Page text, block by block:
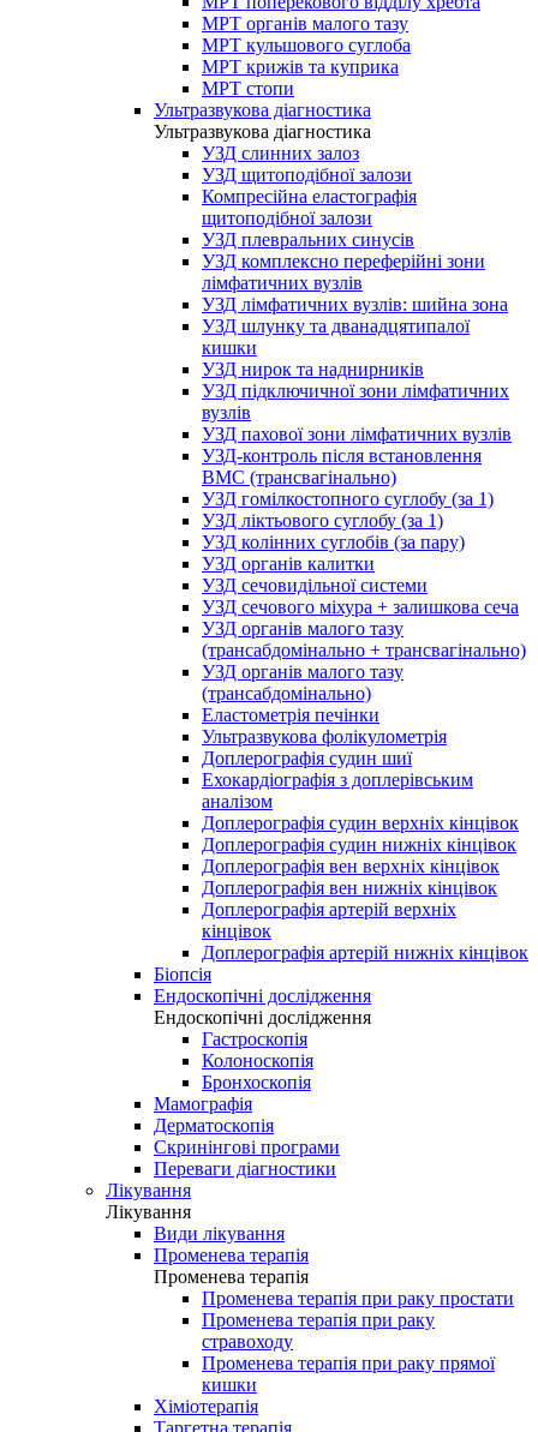
МРТ органів малого тазу
МРТ кульшового суглоба
МРТ крижів та куприка
МРТ стопи
Ультразвукова діагностика
Ультразвукова діагностика
УЗД слинних залоз
УЗД щитоподібної залози
Компресійна еластографія
щитоподібної залози
УЗД плевральних синусів
УЗД комплексно переферійні зони
лімфатичних вузлів
УЗД лімфатичних вузлів: шийна зона
УЗД шлунку та дванадцятипалої
кишки
УЗД нирок та наднирників
УЗД підключичної зони лімфатичних
вузлів
УЗД пахової зони лімфатичних вузлів
УЗД-контроль після встановлення
ВМС (трансвагінально)
УЗД гомілкостопного суглобу (за 1)
УЗД ліктьового суглобу (за 1)
УЗД колінних суглобів (за пару)
УЗД органів калитки
УЗД сечовидільної системи
УЗД сечового міхура + залишкова сеча
УЗД органів малого тазу
(трансабдомінально + трансвагінально)
УЗД органів малого тазу
(трансабдомінально)
Еластометрія печінки
Ультразвукова фолікулометрія
Доплерографія судин шиї
Ехокардіографія з доплерівським
аналізом
Доплерографія судин верхніх кінцівок
Доплерографія судин нижніх кінцівок
Доплерографія вен верхніх кінцівок
Доплерографія вен нижніх кінцівок
Доплерографія артерій верхніх
кінцівок
Доплерографія артерій нижніх кінцівок
Біопсія
Ендоскопічні дослідження
Ендоскопічні дослідження
Гастроскопія
Колоноскопія
Бронхоскопія
Мамографія
Дерматоскопія
Скринінгові програми
Переваги діагностики
Лікування
Лікування
Види лікування
Променева терапія
Променева терапія
Променева терапія при раку простати
Променева терапія при раку
стравоходу
Променева терапія при раку прямої
кишки
Хіміотерапія
Таргетна терапія